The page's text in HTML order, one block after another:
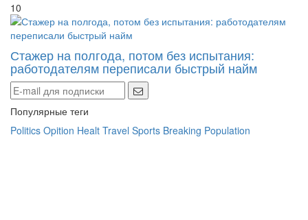
10
Стажер на полгода, потом без испытания:
работодателям переписали быстрый найм
Популярные теги
Politics Opition Healt Travel Sports Breaking Population